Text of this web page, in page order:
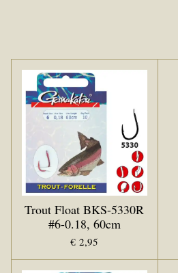
Trout Float BKS-5330R
#6-0.18, 60cm
€ 2,95